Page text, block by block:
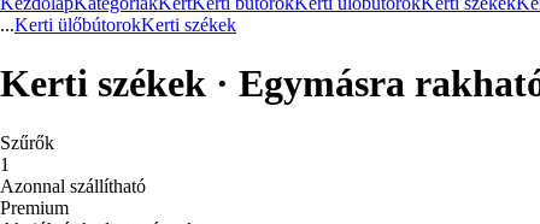
...Kerti ülőbútorokKerti székek
Kerti székek · Egymásra
Szűrők
1
Azonnal szállítható
Premium